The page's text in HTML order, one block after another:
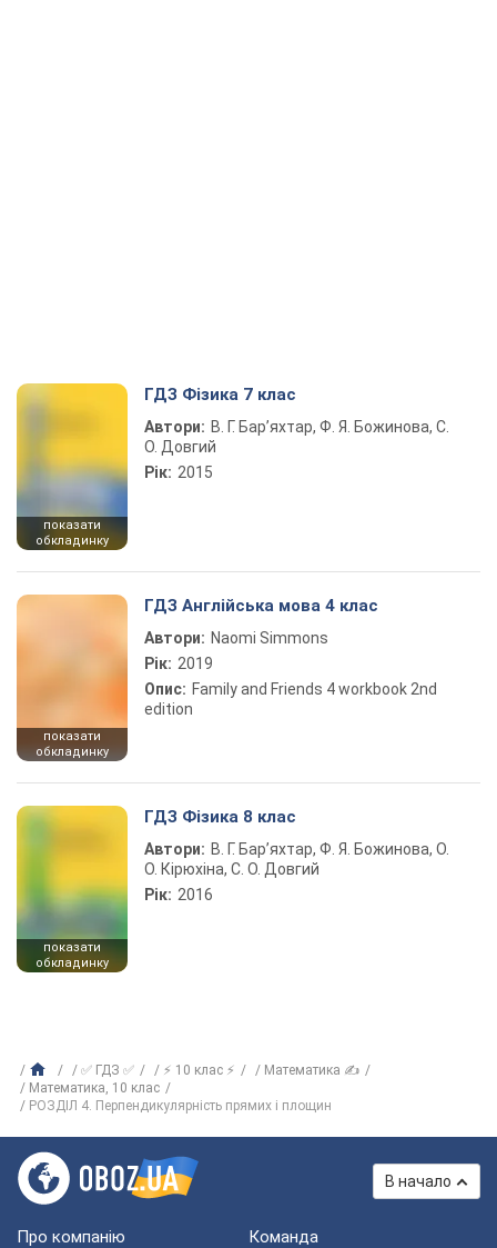
показати
обкладинку
ГДЗ Фізика 7 клас
Автори: В. Г. Бар’яхтар, Ф. Я. Божинова, С.
О. Довгий
Рік: 2015
показати
обкладинку
ГДЗ Англійська мова 4 клас
Автори: Naomi Simmons
Рік: 2019
Опис: Family and Friends 4 workbook 2nd
edition
показати
обкладинку
ГДЗ Фізика 8 клас
Автори: В. Г. Бар’яхтар, Ф. Я. Божинова, О.
О. Кірюхіна, С. О. Довгий
Рік: 2016
✅ ГДЗ ✅ ⚡ 10 клас ⚡
Математика ✍
Математика, 10 клас
РОЗДІЛ 4. Перпендикулярність прямих і площин
В начало
Про компанію Команда